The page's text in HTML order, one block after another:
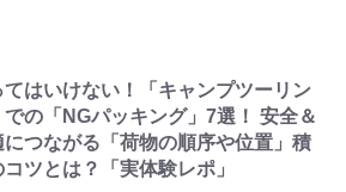
てはいけない！「キャンプツーリン
での「NGパッキング」7選！ 安全＆
につながる「荷物の順序や位置」積
ツとは？「実体験レポ」